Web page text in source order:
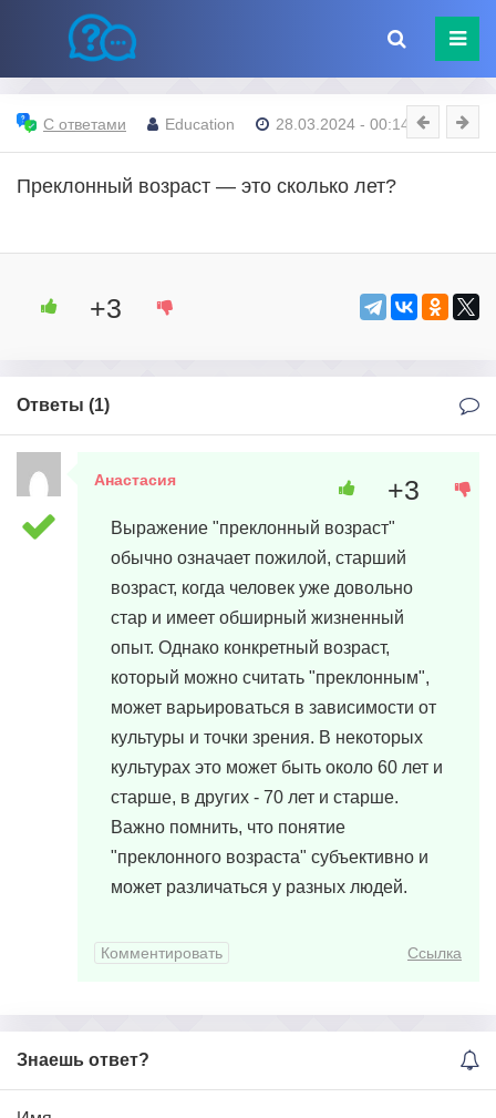
С ответами Education 28.03.2024 - 00:14
Преклонный возраст — это сколько лет?
+3
Ответы (1)
Анастасия
Выражение "преклонный возраст"
обычно означает пожилой, старший
возраст, когда человек уже довольно
стар и имеет обширный жизненный
опыт. Однако конкретный возраст,
который можно считать "преклонным",
может варьироваться в зависимости от
культуры и точки зрения. В некоторых
культурах это может быть около 60 лет и
старше, в других - 70 лет и старше.
Важно помнить, что понятие
"преклонного возраста" субъективно и
может различаться у разных людей.
+3
Комментировать Ссылка
Знаешь ответ?